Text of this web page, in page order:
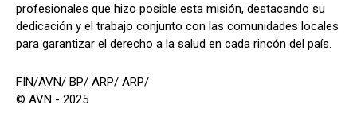
profesionales que hizo posible esta misión, destacando su
dedicación y el trabajo conjunto con las comunidades locales
para garantizar el derecho a la salud en cada rincón del país.
FIN/AVN/ BP/ ARP/ ARP/
© AVN - 2025